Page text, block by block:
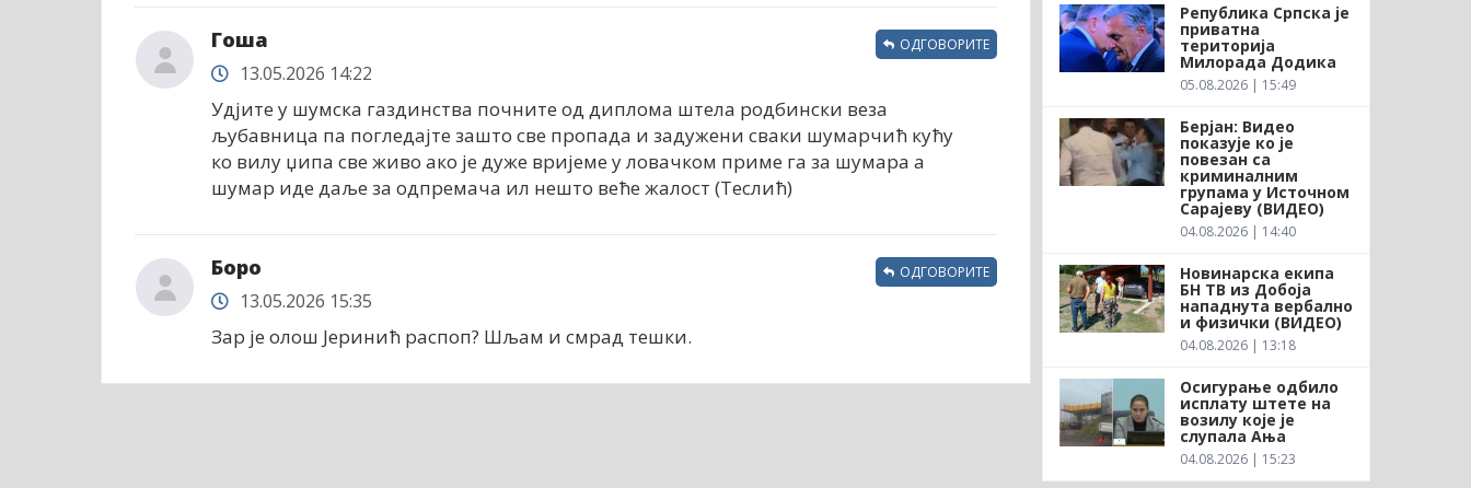
Гоша
13.05.2026 14:22
Удјите у шумска газдинства почните од диплома штела родбински веза
љубавница па погледајте зашто све пропада и задужени сваки шумарчић кућу
ко вилу џипа све живо ако је дуже вријеме у ловачком приме га за шумара а
шумар иде даље за одпремача ил нешто веће жалост (Теслић)
ОДГОВОРИТЕ
Боро
13.05.2026 15:35
Зар је олош Јеринић распоп? Шљам и смрад тешки.
ОДГОВОРИТЕ
Република Српска је
приватна
територија
Милорада Додика
05.08.2026 | 15:49
Берјан: Видео
показује ко је
повезан са
криминалним
групама у Источном
Сарајеву (ВИДЕО)
04.08.2026 | 14:40
Новинарска екипа
БН ТВ из Добоја
нападнута вербално
и физички (ВИДЕО)
04.08.2026 | 13:18
Осигурање одбило
исплату штете на
возилу које је
слупала Ања
04.08.2026 | 15:23